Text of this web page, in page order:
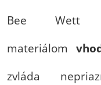
Bee Wett
materiálom
zvláda